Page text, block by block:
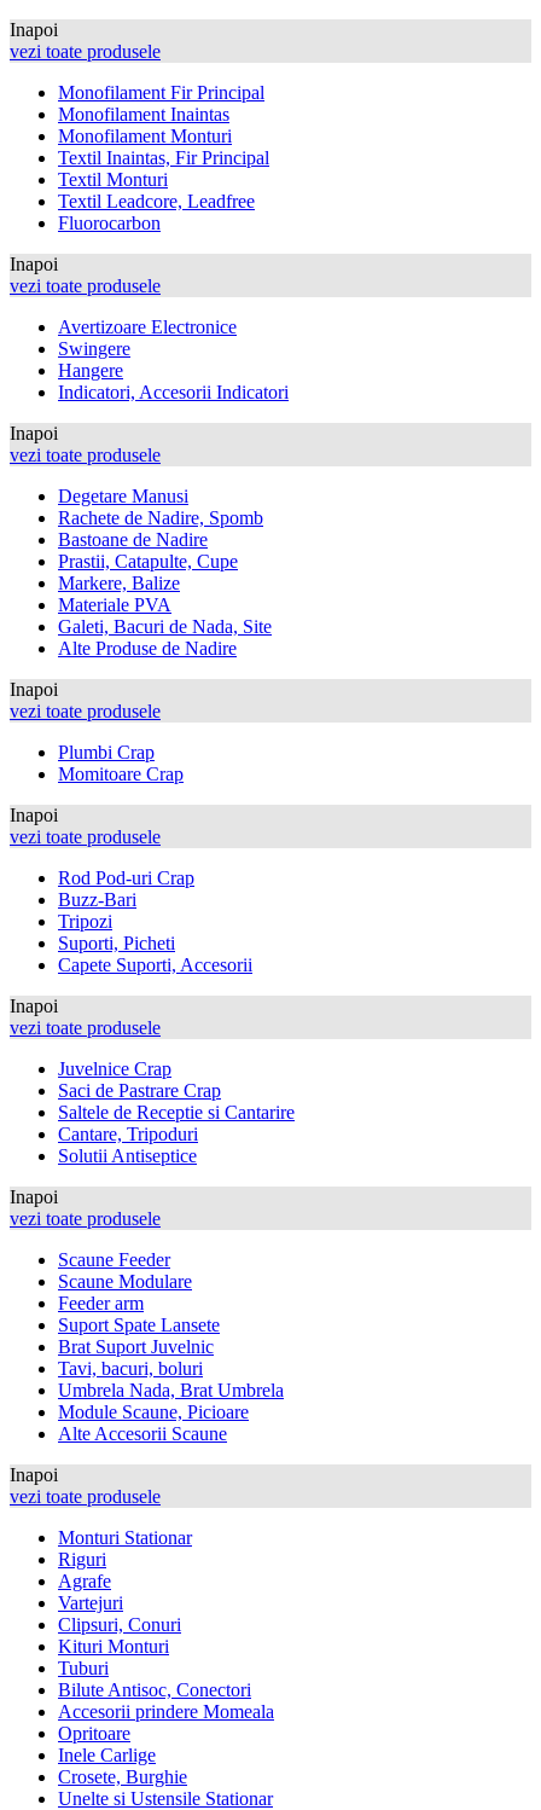
Inapoi
vezi toate produsele
Monofilament Fir Principal
Monofilament Inaintas
Monofilament Monturi
Textil Inaintas, Fir Principal
Textil Monturi
Textil Leadcore, Leadfree
Fluorocarbon
Inapoi
vezi toate produsele
Avertizoare Electronice
Swingere
Hangere
Indicatori, Accesorii Indicatori
Inapoi
vezi toate produsele
Degetare Manusi
Rachete de Nadire, Spomb
Bastoane de Nadire
Prastii, Catapulte, Cupe
Markere, Balize
Materiale PVA
Galeti, Bacuri de Nada, Site
Alte Produse de Nadire
Inapoi
vezi toate produsele
Plumbi Crap
Momitoare Crap
Inapoi
vezi toate produsele
Rod Pod-uri Crap
Buzz-Bari
Tripozi
Suporti, Picheti
Capete Suporti, Accesorii
Inapoi
vezi toate produsele
Juvelnice Crap
Saci de Pastrare Crap
Saltele de Receptie si Cantarire
Cantare, Tripoduri
Solutii Antiseptice
Inapoi
vezi toate produsele
Scaune Feeder
Scaune Modulare
Feeder arm
Suport Spate Lansete
Brat Suport Juvelnic
Tavi, bacuri, boluri
Umbrela Nada, Brat Umbrela
Module Scaune, Picioare
Alte Accesorii Scaune
Inapoi
vezi toate produsele
Monturi Stationar
Riguri
Agrafe
Vartejuri
Clipsuri, Conuri
Kituri Monturi
Tuburi
Bilute Antisoc, Conectori
Accesorii prindere Momeala
Opritoare
Inele Carlige
Crosete, Burghie
Unelte si Ustensile Stationar